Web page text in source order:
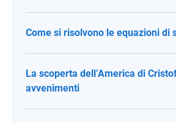
Come si risolvono le equazioni di
La scoperta dell’America di
avvenimenti